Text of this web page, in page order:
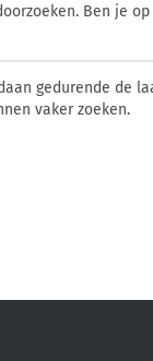
Ben je
gedurende de
vaker zoeken.